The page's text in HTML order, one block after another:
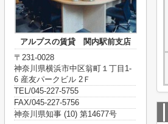
アルプスの賃貸 関内駅前支店
〒231-0028
神奈川県横浜市中区翁町１丁目1-
6 産友パークビル 2Ｆ
TEL/045-227-5755
FAX/045-227-5756
神奈川県知事 (10) 第14677号